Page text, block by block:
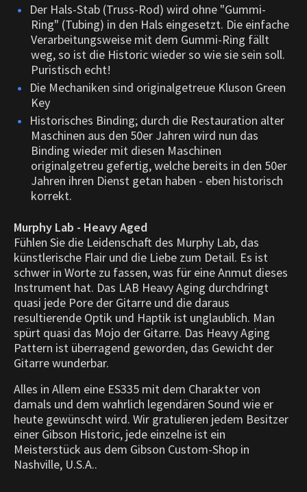
Der Hals-Stab (Truss-Rod) wird ohne "Gummi-
Ring" (Tubing) in den Hals eingesetzt. Die einfache
Verarbeitungsweise mit dem Gummi-Ring fällt
weg, so ist die Historic wieder so wie sie sein soll.
Puristisch echt!
Die Mechaniken sind originalgetreue Kluson Green
Key
Historisches Binding; durch die Restauration alter
Maschinen aus den 50er Jahren wird nun das
Binding wieder mit diesen Maschinen
originalgetreu gefertig, welche bereits in den 50er
Jahren ihren Dienst getan haben - eben historisch
korrekt.
Murphy Lab - Heavy Aged
Fühlen Sie die Leidenschaft des Murphy Lab, das
künstlerische Flair und die Liebe zum Detail. Es ist
schwer in Worte zu fassen, was für eine Anmut dieses
Instrument hat. Das LAB Heavy Aging durchdringt
quasi jede Pore der Gitarre und die daraus
resultierende Optik und Haptik ist unglaublich. Man
spürt quasi das Mojo der Gitarre. Das Heavy Aging
Pattern ist überragend geworden, das Gewicht der
Gitarre wunderbar.
Alles in Allem eine ES335 mit dem Charakter von
damals und dem wahrlich legendären Sound wie er
heute gewünscht wird. Wir gratulieren jedem Besitzer
einer Gibson Historic, jede einzelne ist ein
Meisterstück aus dem Gibson Custom-Shop in
Nashville, U.S.A..